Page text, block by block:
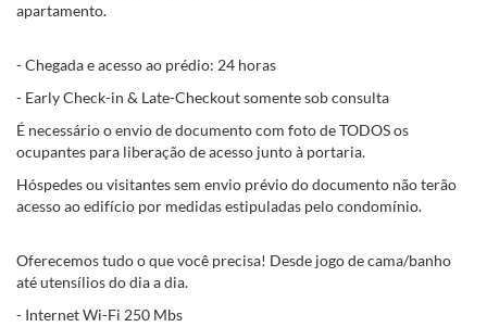
apartamento.
- Chegada e acesso ao prédio: 24 horas
- Early Check-in & Late-Checkout somente sob consulta
É necessário o envio de documento com foto de TODOS os
ocupantes para liberação de acesso junto à portaria.
Hóspedes ou visitantes sem envio prévio do documento não terão
acesso ao edifício por medidas estipuladas pelo condomínio.
Oferecemos tudo o que você precisa! Desde jogo de cama/banho
até utensílios do dia a dia.
- Internet Wi-Fi 250 Mbs